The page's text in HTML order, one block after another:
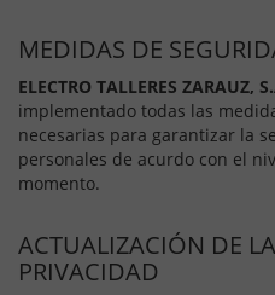
MEDIDAS DE
ELECTRO TALLERES ZARAUZ,
implementado todas las
necesarias para garantizar la
personales de acurdo con el
momento.
ACTUALIZACIÓN DE
PRIVACIDAD